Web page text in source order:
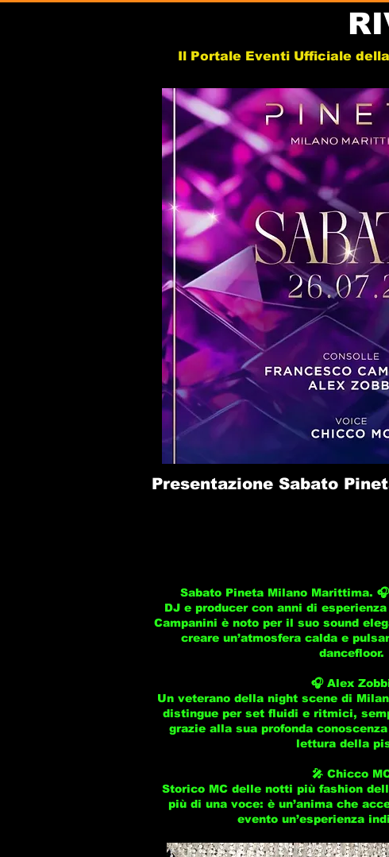
Il Portale Eventi Ufficiale
Presentazione Sabato
Sabato Pineta Milano Marittima.
DJ e producer con anni di
Campanini è noto per il suo sound
creare un’atmosfera calda e
dancefloor.
🎧 Alex
Un veterano della night scene di
distingue per set fluidi e ritmici,
grazie alla sua profonda
lettura della
🎤 Chicco
Storico MC delle notti più fashion
più di una voce: è un’anima che
evento un’esperienza